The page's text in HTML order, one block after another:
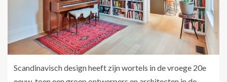
Scandinavisch design heeft zijn wortels in de vroege 20e